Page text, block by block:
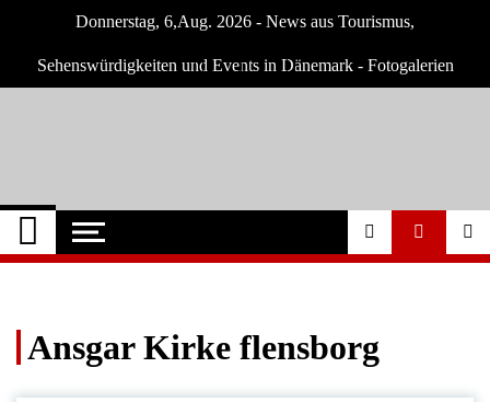
content
Donnerstag, 6,Aug. 2026 - News aus Tourismus,
Sehenswürdigkeiten und Events in Dänemark - Fotogalerien
Dänemark Tipps
Neuigkeiten und Nachrichten in Dänemark
Ansgar Kirke flensborg